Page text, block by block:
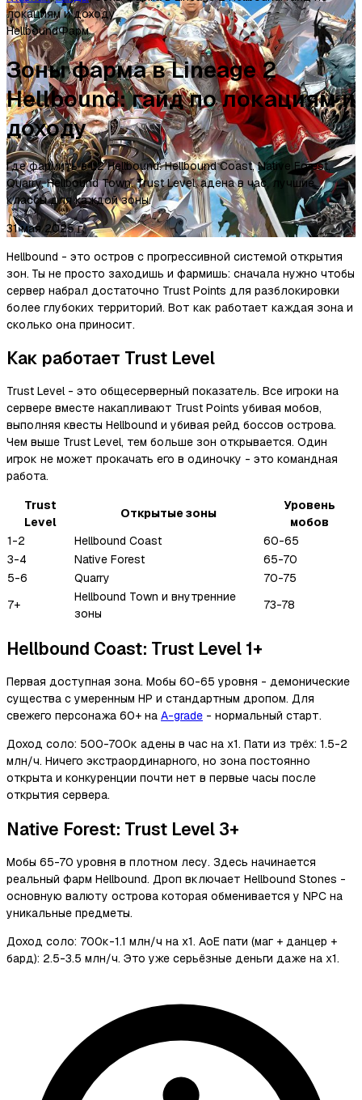
локациям и доходу
HellboundФарм
Зоны фарма в Lineage 2
Hellbound: гайд по локациям и
доходу
Где фармить в L2 Hellbound: Hellbound Coast, Native Forest,
Quarry, Hellbound Town. Trust Level, адена в час, лучшие
классы для каждой зоны.
31 мая 2025 г.
Hellbound - это остров с прогрессивной системой открытия
зон. Ты не просто заходишь и фармишь: сначала нужно чтобы
сервер набрал достаточно Trust Points для разблокировки
более глубоких территорий. Вот как работает каждая зона и
сколько она приносит.
Как работает Trust Level
Trust Level - это общесерверный показатель. Все игроки на
сервере вместе накапливают Trust Points убивая мобов,
выполняя квесты Hellbound и убивая рейд боссов острова.
Чем выше Trust Level, тем больше зон открывается. Один
игрок не может прокачать его в одиночку - это командная
работа.
Trust
Level
Открытые зоны
Уровень
мобов
1-2
Hellbound Coast
60-65
3-4
Native Forest
65-70
5-6
Quarry
70-75
7+
Hellbound Town и внутренние
зоны
73-78
Hellbound Coast: Trust Level 1+
Первая доступная зона. Мобы 60-65 уровня - демонические
существа с умеренным HP и стандартным дропом. Для
свежего персонажа 60+ на A-grade - нормальный старт.
Доход соло: 500-700к адены в час на х1. Пати из трёх: 1.5-2
млн/ч. Ничего экстраординарного, но зона постоянно
открыта и конкуренции почти нет в первые часы после
открытия сервера.
Native Forest: Trust Level 3+
Мобы 65-70 уровня в плотном лесу. Здесь начинается
реальный фарм Hellbound. Дроп включает Hellbound Stones -
основную валюту острова которая обменивается у NPC на
уникальные предметы.
Доход соло: 700к-1.1 млн/ч на х1. AoE пати (маг + данцер +
бард): 2.5-3.5 млн/ч. Это уже серьёзные деньги даже на х1.